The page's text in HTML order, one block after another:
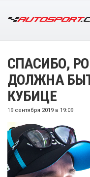
СПАСИБО,
ДОЛЖНА
КУБИЦЕ
19 сентября 2019 в 19:09